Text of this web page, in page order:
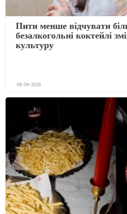
Пити менше відчувати
безалкогольні коктейлі
культуру
08-04-2026